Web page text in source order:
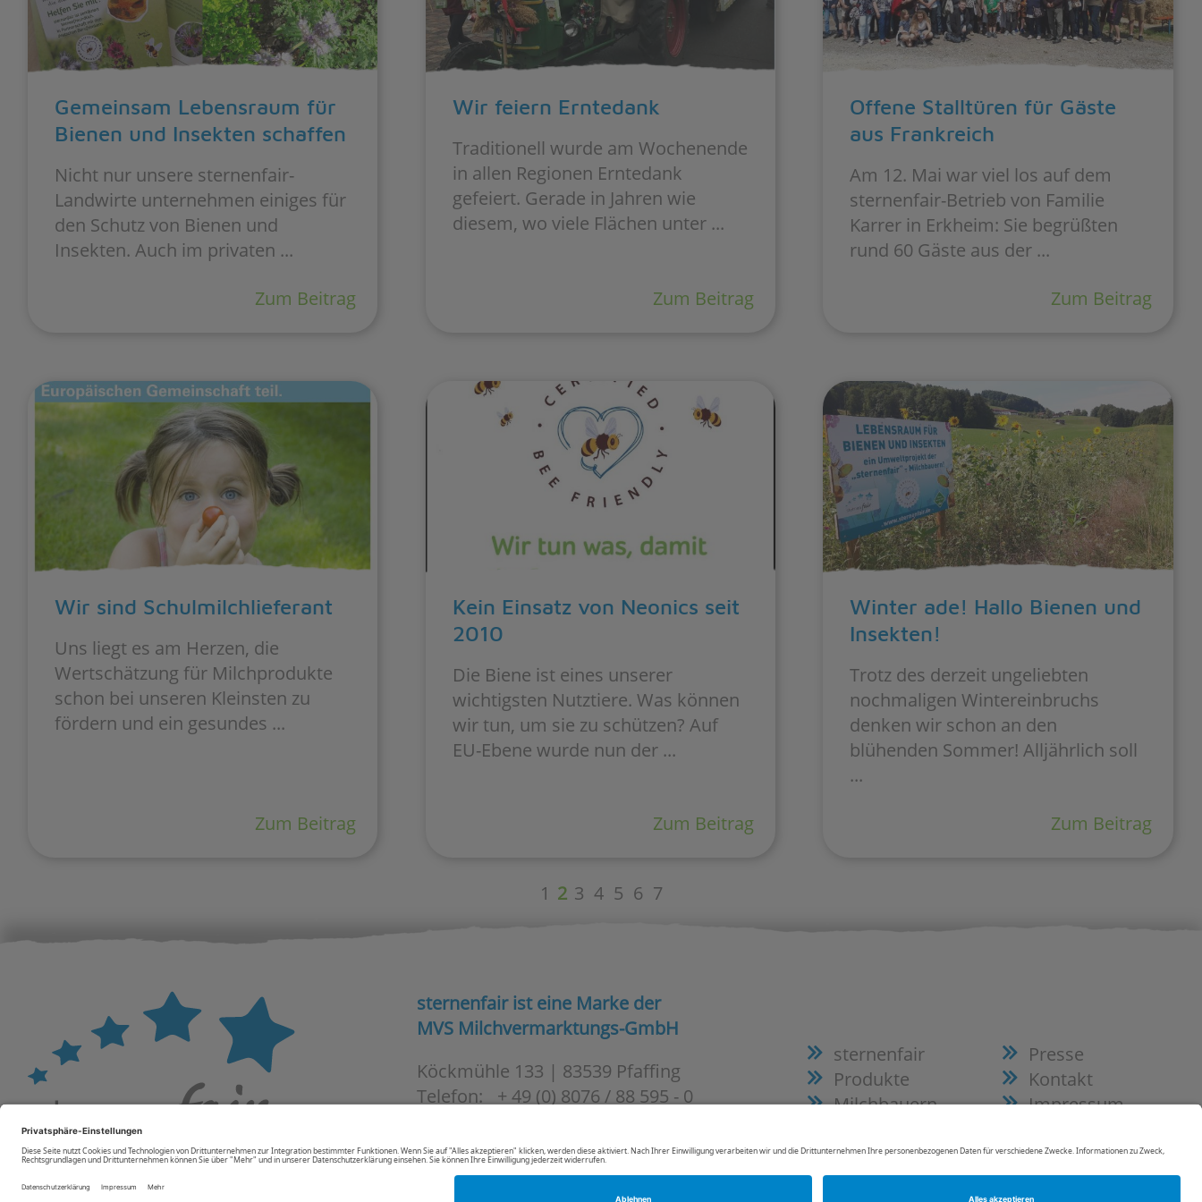
Gemeinsam Lebensraum für
Bienen und Insekten schaffen
Nicht nur unsere sternenfair-
Landwirte unternehmen einiges für
den Schutz von Bienen und
Insekten. Auch im privaten ...
Zum Beitrag
Wir feiern Erntedank
Traditionell wurde am Wochenende
in allen Regionen Erntedank
gefeiert. Gerade in Jahren wie
diesem, wo viele Flächen unter ...
Zum Beitrag
Offene Stalltüren für Gäste
aus Frankreich
Am 12. Mai war viel los auf dem
sternenfair-Betrieb von Familie
Karrer in Erkheim: Sie begrüßten
rund 60 Gäste aus der ...
Zum Beitrag
Wir sind Schulmilchlieferant
Uns liegt es am Herzen, die
Wertschätzung für Milchprodukte
schon bei unseren Kleinsten zu
fördern und ein gesundes ...
Zum Beitrag
Kein Einsatz von Neonics seit
2010
Die Biene ist eines unserer
wichtigsten Nutztiere. Was können
wir tun, um sie zu schützen? Auf
EU-Ebene wurde nun der ...
Zum Beitrag
Winter ade! Hallo Bienen und
Insekten!
Trotz des derzeit ungeliebten
nochmaligen Wintereinbruchs
denken wir schon an den
blühenden Sommer! Alljährlich soll
...
Zum Beitrag
1 2 3 4 5 6 7
sternenfair ist eine Marke der
MVS Milchvermarktungs-GmbH
Köckmühle 133 | 83539 Pfaffing
Telefon:
+ 49 (0) 8076 / 88 595 - 0
E-Mail:
info@mvsgmbh.de
Mehr zur MVS Milchvermarktung
sternenfair
Produkte
Milchbauern
Rezepte
Aktuelles
Presse
Kontakt
Impressum
Datenschutz­
einstellungen